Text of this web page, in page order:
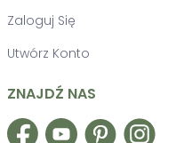
Zaloguj Się
Utwórz Konto
ZNAJDŹ NAS